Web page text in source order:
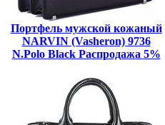
Портфель мужской кожаный
NARVIN (Vasheron) 9736
N.Polo Black Распродажа 5%